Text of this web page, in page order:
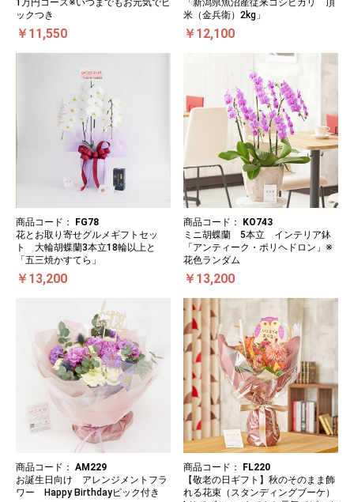
1万円コース※いつまでもお元気でピ
ックつき
￥11,550
「新潟県魚沼産従来コシヒカリ 頂
米（金兵衛）2kg」
￥12,100
商品コード：
FG78
花とお取り寄せグルメギフトセッ
ト 大輪胡蝶蘭3本立18輪以上と
「五三焼かすてら」
￥13,200
商品コード：
KO743
ミニ胡蝶蘭 5本立 インテリア鉢
「アンティーク・ポリヘドロン」※
花色ランダム
￥13,200
商品コード： AM229
お誕生日向け アレンジメントフラ
ワー Happy Birthdayピック付き
商品コード：
FL220
【敬老の日ギフト】秋のそのまま飾
れる花束（スタンディングブーケ）